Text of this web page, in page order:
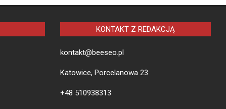
KONTAKT Z REDAKCJĄ
kontakt@beeseo.pl
Katowice, Porcelanowa 23
+48 510938313